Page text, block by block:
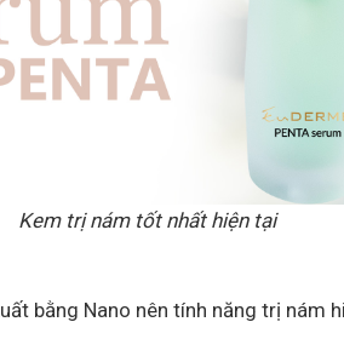
Kem trị nám tốt nhất hiện tại
bằng Nano nên tính năng trị nám